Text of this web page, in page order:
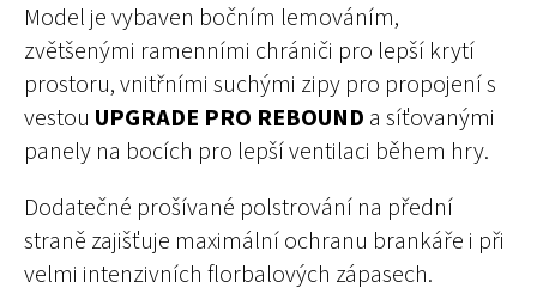
Model je vybaven bočním lemováním,
zvětšenými ramenními chrániči pro lepší krytí
prostoru, vnitřními suchými zipy pro propojení s
vestou UPGRADE PRO REBOUND a síťovanými
panely na bocích pro lepší ventilaci během hry.
Dodatečné prošívané polstrování na přední
straně zajišťuje maximální ochranu brankáře i při
velmi intenzivních florbalových zápasech.